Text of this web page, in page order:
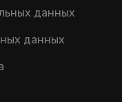
данных
данных